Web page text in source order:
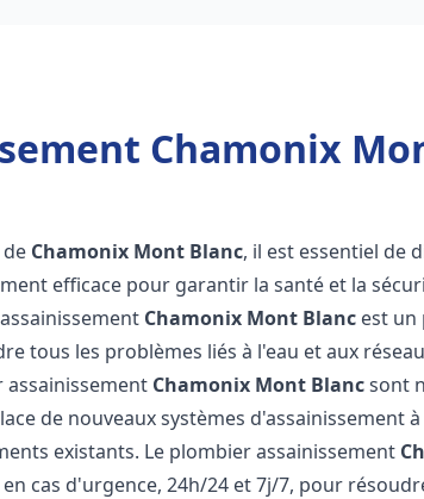
Chamonix
Chamonix Mont Blanc, il est essentiel de
efficace pour garantir la santé et la
Chamonix Mont Blanc est
tous les problèmes liés à l'eau et aux
Chamonix Mont Blancsont
de nouveaux systèmes d'assainissement
existants. Le plombier assainissement
cas d'urgence, 24h/24 et 7j/7, pour